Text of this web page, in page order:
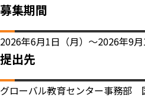
募集期間
2026年6月1日（月）～2026年9月
提出先
グローバル教育センター事務部